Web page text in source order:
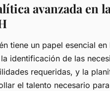
avanzada en
tiene un papel esencial
identificación de las
requeridas, y la
el talento necesario